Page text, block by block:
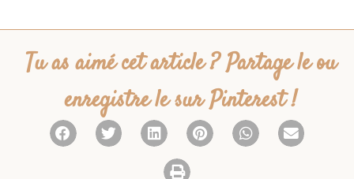
Tu as aimé cet article ? Partage le ou
enregistre le sur Pinterest !